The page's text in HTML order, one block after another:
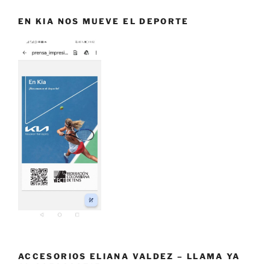
EN KIA NOS MUEVE EL DEPORTE
ACCESORIOS ELIANA VALDEZ – LLAMA YA